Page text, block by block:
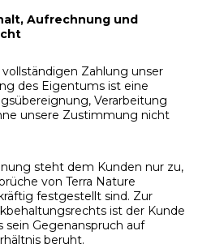
Aufrechnung und
Zahlung unser
des Eigentums ist eine
Verarbeitung
unsere Zustimmung nicht
steht dem Kunden nur zu,
von Terra Nature
festgestellt sind. Zur
ist der Kunde
sein Gegenanspruch auf
beruht.